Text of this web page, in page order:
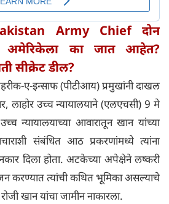
Army Chief दोन
अमेरिकेला का जात आहेत?
सीक्रेट डील?
ए-इन्साफ (पीटीआय) प्रमुखांनी दाखल
लाहोर उच्च न्यायालयाने (एलएचसी) 9 मे
न्यायालयाच्या आवारातून खान यांच्या
संबंधित आठ प्रकरणांमध्ये त्यांना
दिला होता. अटकेच्या अपेक्षेने लष्करी
करण्यात त्यांची कथित भूमिका असल्याचे
खान यांचा जामीन नाकारला.